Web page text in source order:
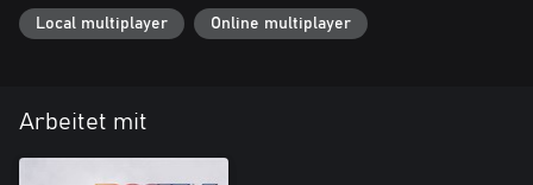
Local multiplayer Online multiplayer
Arbeitet mit